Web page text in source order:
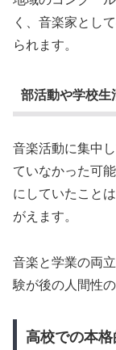
く、音楽家とし
られます。
部活動や学校生
音楽活動に集中
ていなかった可
にしていたこと
がえます。
音楽と学業の両
験が後の人間性
高校での本